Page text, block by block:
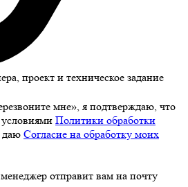
проект и техническое задание
мне», я подтверждаю, что
условиями Политики обработки
даю Согласие на обработку моих
отправит вам на почту